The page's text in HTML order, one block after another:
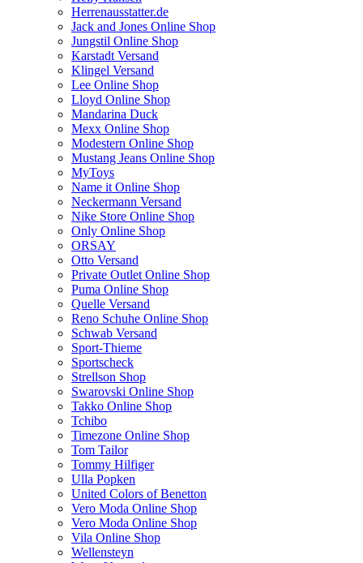
Herrenausstatter.de
Jack and Jones Online Shop
Jungstil Online Shop
Karstadt Versand
Klingel Versand
Lee Online Shop
Lloyd Online Shop
Mandarina Duck
Mexx Online Shop
Modestern Online Shop
Mustang Jeans Online Shop
MyToys
Name it Online Shop
Neckermann Versand
Nike Store Online Shop
Only Online Shop
ORSAY
Otto Versand
Private Outlet Online Shop
Puma Online Shop
Quelle Versand
Reno Schuhe Online Shop
Schwab Versand
Sport-Thieme
Sportscheck
Strellson Shop
Swarovski Online Shop
Takko Online Shop
Tchibo
Timezone Online Shop
Tom Tailor
Tommy Hilfiger
Ulla Popken
United Colors of Benetton
Vero Moda Online Shop
Vero Moda Online Shop
Vila Online Shop
Wellensteyn